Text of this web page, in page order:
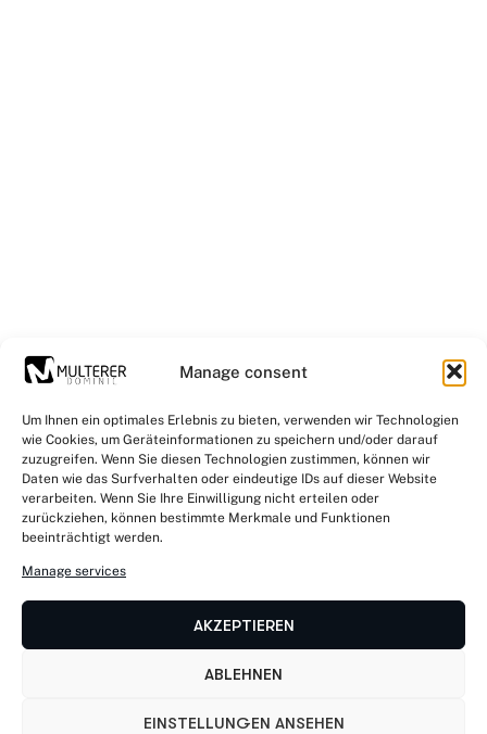
Manage consent
Um Ihnen ein optimales Erlebnis zu bieten, verwenden wir Technologien
wie Cookies, um Geräteinformationen zu speichern und/oder darauf
zuzugreifen. Wenn Sie diesen Technologien zustimmen, können wir
Daten wie das Surfverhalten oder eindeutige IDs auf dieser Website
verarbeiten. Wenn Sie Ihre Einwilligung nicht erteilen oder
zurückziehen, können bestimmte Merkmale und Funktionen
beeinträchtigt werden.
Manage services
AKZEPTIEREN
ABLEHNEN
EINSTELLUNGEN ANSEHEN